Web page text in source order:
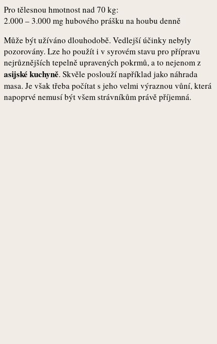
Pro tělesnou hmotnost nad 70 kg:
2.000 – 3.000 mg hubového prášku na houbu denně
Může být užíváno dlouhodobě. Vedlejší účinky nebyly
pozorovány. Lze ho použít i v syrovém stavu pro přípravu
nejrůznějších tepelně upravených pokrmů, a to nejenom z
asijské kuchyně. Skvěle poslouží například jako náhrada
masa. Je však třeba počítat s jeho velmi výraznou vůní, která
napoprvé nemusí být všem strávníkům právě příjemná.